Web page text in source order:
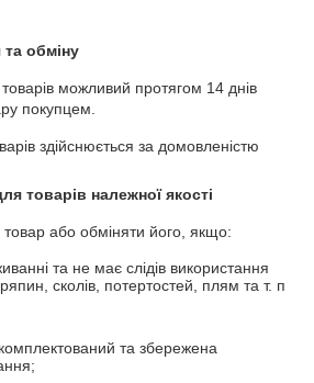
обміну
можливий протягом 14 днів
покупцем.
здійснюється за домовленістю
товарів належної якості
або обміняти його, якщо:
та не має слідів використання
сколів, потертостей, плям та т. п
та збережена